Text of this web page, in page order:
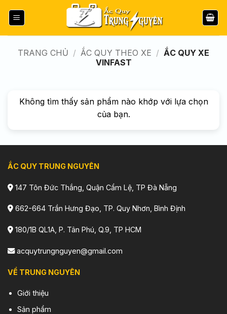
qua
TRANG CHỦ / ẮC QUY THEO XE / ẮC QUY XE
VINFAST
Không tìm thấy sản phẩm nào khớp với lựa chọn
của bạn.
ẮC QUY TRUNG NGUYÊN
147 Tôn Đức Thắng, Quận Cẩm Lệ, TP Đà Nẵng
662-664 Trần Hưng Đạo, TP. Quy Nhơn, Bình Định
180/1B QL1A, P. Tân Phú, Q.9, TP HCM
acquytrungnguyen@gmail.com
VỀ TRUNG NGUYÊN
Giới thiệu
Sản phẩm